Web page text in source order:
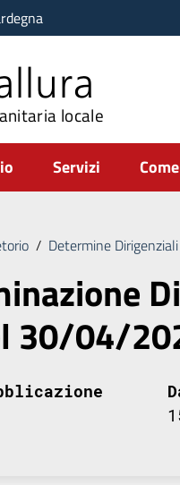
locale
Servizi
/ Determine Dirigenziali
30/04/